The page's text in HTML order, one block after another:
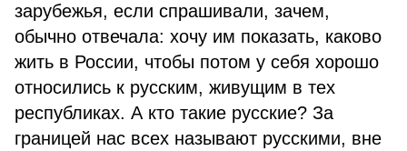
зарубежья, если спрашивали, зачем,
обычно отвечала: хочу им показать, каково
жить в России, чтобы потом у себя хорошо
относились к русским, живущим в тех
республиках. А кто такие русские? За
границей нас всех называют русскими, вне